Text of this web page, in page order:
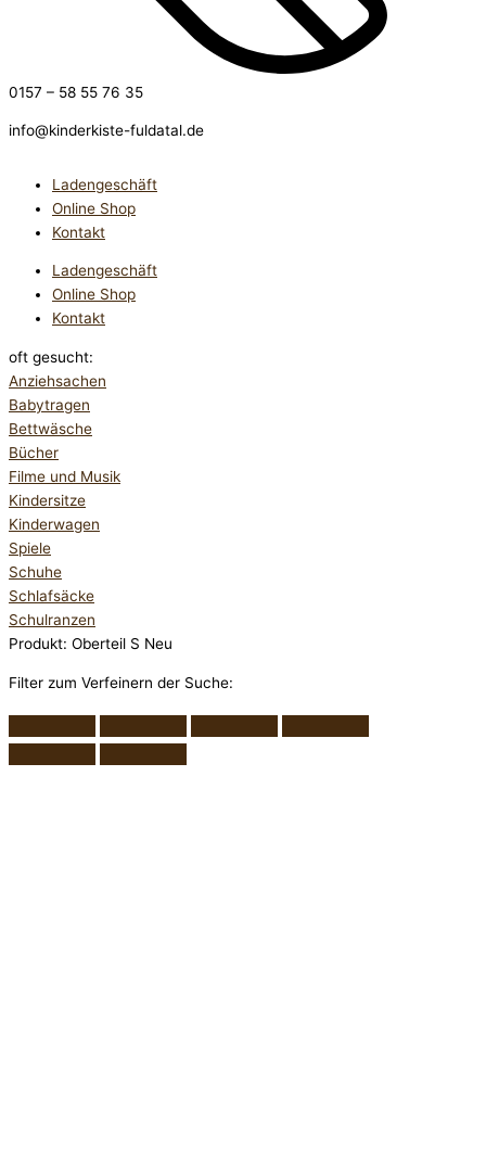
0157 – 58 55 76 35
info@kinderkiste-fuldatal.de
Ladengeschäft
Online Shop
Kontakt
Ladengeschäft
Online Shop
Kontakt
oft gesucht:
Anziehsachen
Babytragen
Bettwäsche
Bücher
Filme und Musik
Kindersitze
Kinderwagen
Spiele
Schuhe
Schlafsäcke
Schulranzen
Produkt: Oberteil S Neu
Filter zum Verfeinern der Suche: